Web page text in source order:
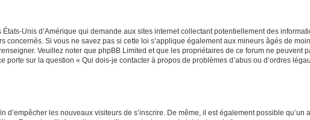
Unis d’Amérique qui demande aux sites internet collectant potentiellement des
Si vous ne savez pas si cette loi s’applique également aux mineurs âgés de
Veuillez noter que phpBB Limited et que les propriétaires de ce forum ne peuvent
sur la question « Qui dois-je contacter à propos de problèmes d’abus ou d’ordres
les nouveaux visiteurs de s’inscrire. De même, il est également possible qu’un